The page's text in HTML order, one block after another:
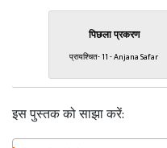
पिछला प्रकरण
प्रायश्चित- 11 - Anjana Safar
इस पुस्तक को साझा करें: